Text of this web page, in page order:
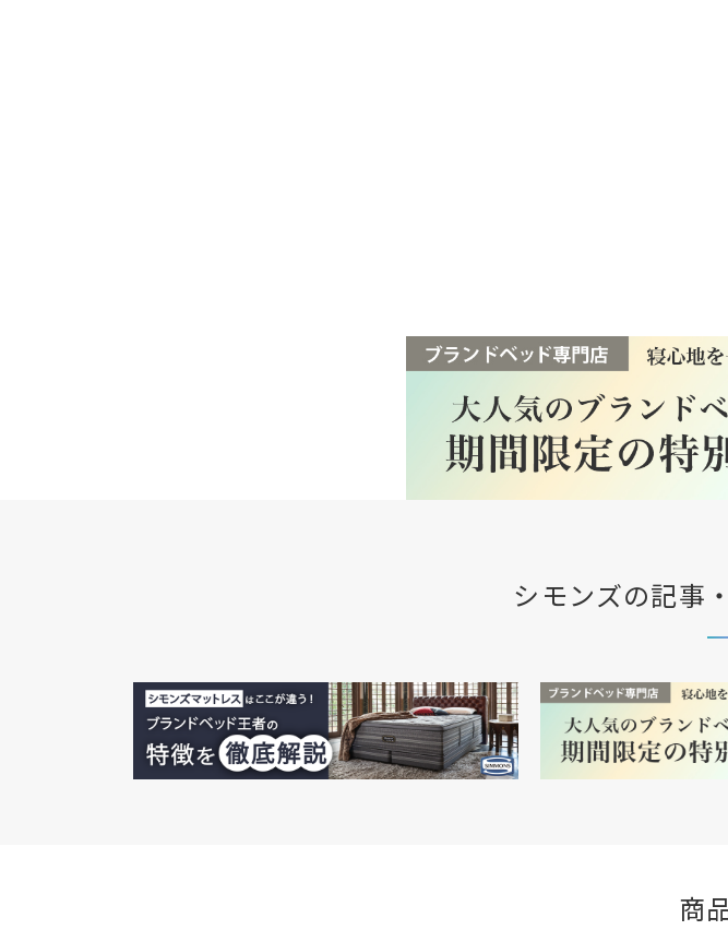
シモンズの記事
商